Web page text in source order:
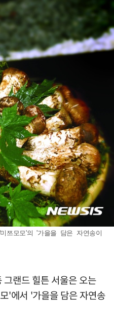
쯔모모'의 '가을을 담은 자연송이
랜드 힐튼 서울은 오는
'에서 '가을을 담은 자연송